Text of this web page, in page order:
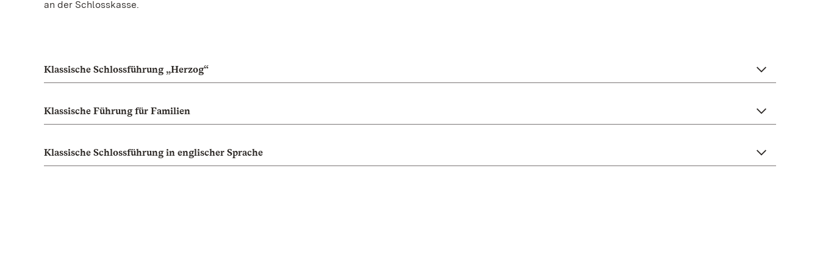
an der Schlosskasse.
Klassische Schlossführung „Herzog“
Klassische Führung für Familien
Klassische Schlossführung in englischer Sprache